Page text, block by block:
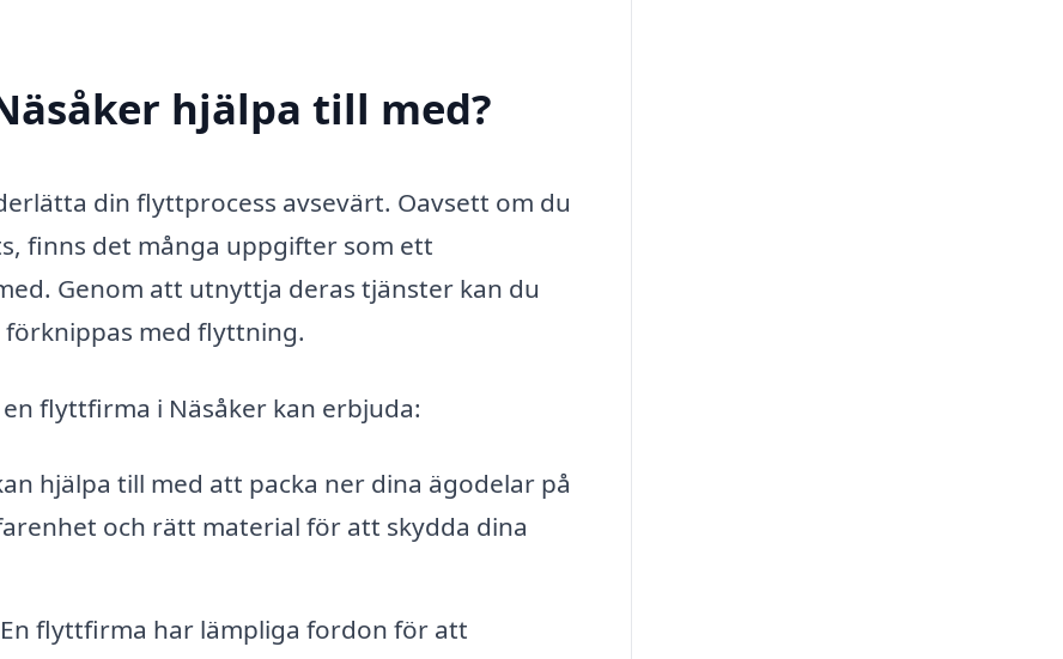
hjälpa till med?
din flyttprocess avsevärt. Oavsett om du
finns det många uppgifter som ett
Genom att utnyttja deras tjänster kan du
med flyttning.
flyttfirma i Näsåker kan erbjuda:
hjälpa till med att packa ner dina ägodelar på
och rätt material för att skydda dina
En flyttfirma har lämpliga fordon för att